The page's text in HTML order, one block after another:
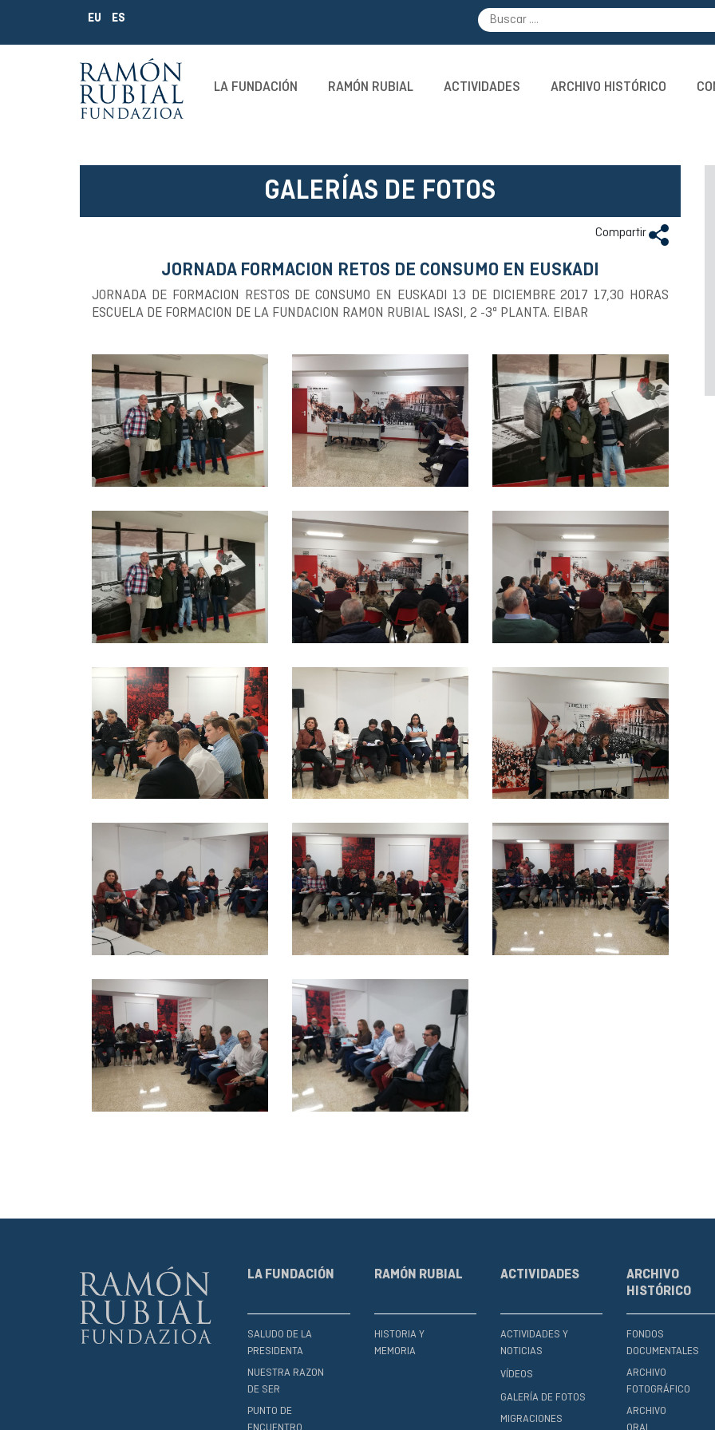
EU ES
LA FUNDACIÓN RAMÓN RUBIAL ACTIVIDADES ARCHIVO HISTÓRICO
GALERÍAS DE FOTOS
Compartir
JORNADA FORMACION RETOS DE CONSUMO EN EUSKADI
JORNADA DE FORMACION RESTOS DE CONSUMO EN EUSKADI 13 DE DICIEMBRE 2017 17,30 HORAS
ESCUELA DE FORMACION DE LA FUNDACION RAMON RUBIAL ISASI, 2 -3ª PLANTA. EIBAR
LA FUNDACIÓN
SALUDO DE LA
PRESIDENTA
NUESTRA RAZON
DE SER
PUNTO DE
RAMÓN RUBIAL
HISTORIA Y
MEMORIA
ACTIVIDADES
ACTIVIDADES Y
NOTICIAS
VÍDEOS
GALERÍA DE FOTOS
MIGRACIONES
ARCHIVO
HISTÓRICO
FONDOS
DOCUMENTALES
ARCHIVO
FOTOGRÁFICO
ARCHIVO